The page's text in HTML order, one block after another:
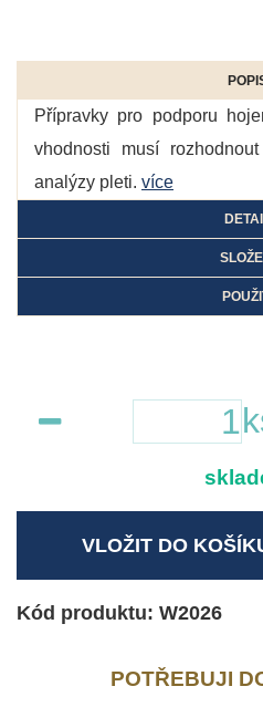
Přípravky pro podporu
vhodnosti musí
analýzy pleti. více
Kód produktu: W2026
POTŘEBUJI
VLOŽIT DO